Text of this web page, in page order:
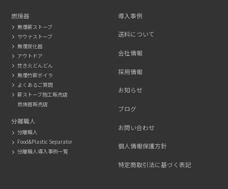
燃焼器
無煙薪ストーブ
サウナストーブ
無煙炭化器
アウトドア
焚き火どんどん
無煙竹薪ボイラ
よくあるご質問
薪ストーブ施工販売店
燃焼器販売店
分離職人
分離職人
Food&Plastic Separator
分離職人導入事例一覧
導入事例
送料について
会社情報
採用情報
お知らせ
ブログ
お問い合わせ
個人情報保護方針
特定商取引法に基づく表記